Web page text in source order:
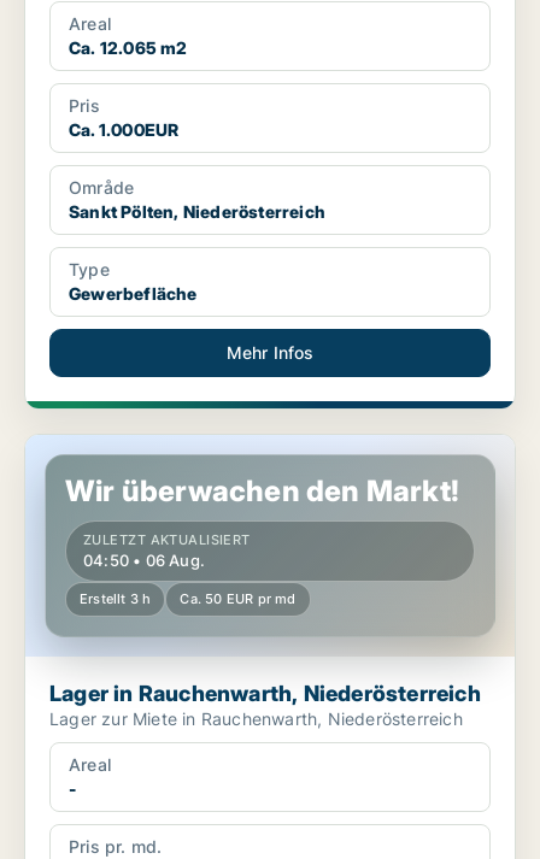
Areal
Ca. 12.065 m2
Pris
Ca. 1.000EUR
Område
Sankt Pölten, Niederösterreich
Type
Gewerbefläche
Mehr Infos
Lager in Rauchenwarth, Niederösterreich
Wir überwachen den Markt!
ZULETZT AKTUALISIERT
04:50 • 06 Aug.
Erstellt 3 h Ca. 50 EUR pr md
Lager in Rauchenwarth, Niederösterreich
Lager zur Miete in Rauchenwarth, Niederösterreich
Areal
-
Pris pr. md.